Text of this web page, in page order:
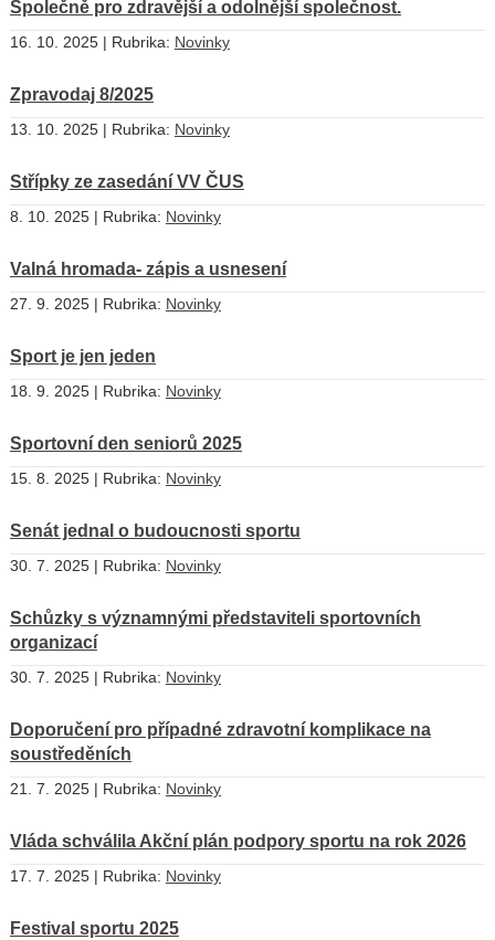
Společně pro zdravější a odolnější společnost.
16. 10. 2025 | Rubrika: Novinky
Zpravodaj 8/2025
13. 10. 2025 | Rubrika: Novinky
Střípky ze zasedání VV ČUS
8. 10. 2025 | Rubrika: Novinky
Valná hromada- zápis a usnesení
27. 9. 2025 | Rubrika: Novinky
Sport je jen jeden
18. 9. 2025 | Rubrika: Novinky
Sportovní den seniorů 2025
15. 8. 2025 | Rubrika: Novinky
Senát jednal o budoucnosti sportu
30. 7. 2025 | Rubrika: Novinky
Schůzky s významnými představiteli sportovních
organizací
30. 7. 2025 | Rubrika: Novinky
Doporučení pro případné zdravotní komplikace na
soustředěních
21. 7. 2025 | Rubrika: Novinky
Vláda schválila Akční plán podpory sportu na rok 2026
17. 7. 2025 | Rubrika: Novinky
Festival sportu 2025